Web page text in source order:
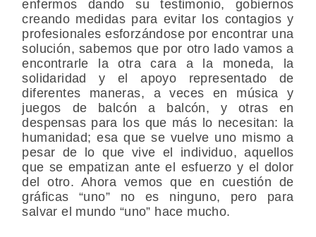
enfermos dando su testimonio, gobiernos
creando medidas para evitar los contagios y
profesionales esforzándose por encontrar una
solución, sabemos que por otro lado vamos a
encontrarle la otra cara a la moneda, la
solidaridad y el apoyo representado de
diferentes maneras, a veces en música y
juegos de balcón a balcón, y otras en
despensas para los que más lo necesitan: la
humanidad; esa que se vuelve uno mismo a
pesar de lo que vive el individuo, aquellos
que se empatizan ante el esfuerzo y el dolor
del otro. Ahora vemos que en cuestión de
gráficas “uno” no es ninguno, pero para
salvar el mundo “uno” hace mucho.